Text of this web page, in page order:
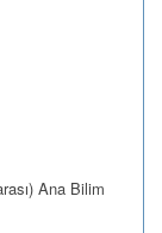
Ana Bilim